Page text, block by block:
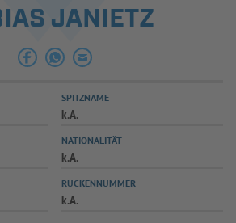
SPIELPLUS
JANIETZ
SPITZNAME
k.A.
NATIONALITÄT
k.A.
RÜCKENNUMMER
k.A.